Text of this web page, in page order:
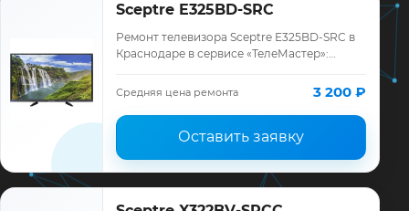
Sceptre E325BD-SRC
Ремонт телевизора Sceptre E325BD-SRC в
Краснодаре в сервисе «ТелеМастер»:
ремонта, запчасти и гарантия до 12
месяцев.
Средняя цена ремонта 3 200 ₽
Оставить заявку